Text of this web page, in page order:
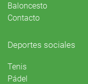
Baloncesto
Contacto
Deportes sociales
Tenis
Pádel